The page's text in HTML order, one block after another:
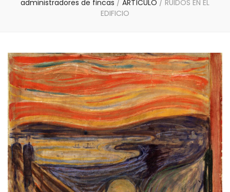
administradores de fincas / ARTÍCULO / RUIDOS EN EL
EDIFICIO